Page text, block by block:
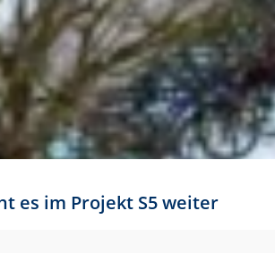
es im Projekt S5 weiter